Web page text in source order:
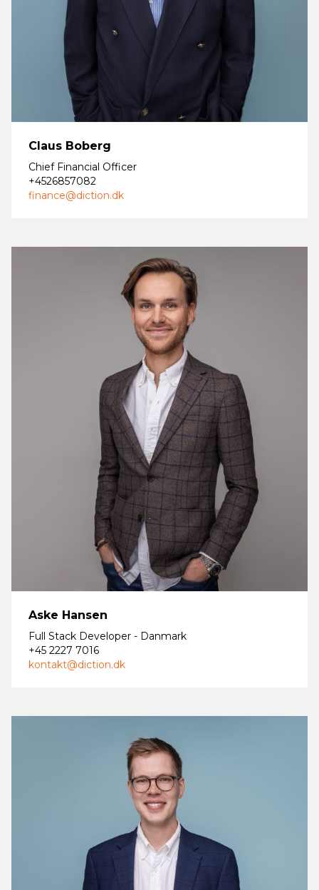
Claus Boberg
Chief Financial Officer
+4526857082
finance@diction.dk
Aske Hansen
Full Stack Developer - Danmark
+45 2227 7016
kontakt@diction.dk